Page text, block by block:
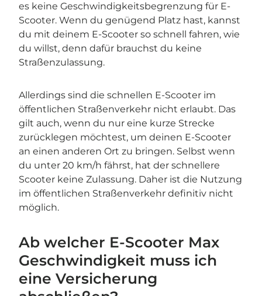
es keine Geschwindigkeitsbegrenzung für E-
Scooter. Wenn du genügend Platz hast, kannst
du mit deinem E-Scooter so schnell fahren, wie
du willst, denn dafür brauchst du keine
Straßenzulassung.
Allerdings sind die schnellen E-Scooter im
öffentlichen Straßenverkehr nicht erlaubt. Das
gilt auch, wenn du nur eine kurze Strecke
zurücklegen möchtest, um deinen E-Scooter
an einen anderen Ort zu bringen. Selbst wenn
du unter 20 km/h fährst, hat der schnellere
Scooter keine Zulassung. Daher ist die Nutzung
im öffentlichen Straßenverkehr definitiv nicht
möglich.
Ab welcher E-Scooter Max
Geschwindigkeit muss ich
eine Versicherung